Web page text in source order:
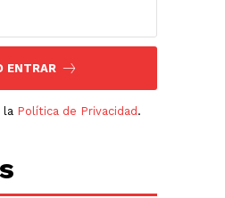
ENTRAR
la Política de Privacidad .